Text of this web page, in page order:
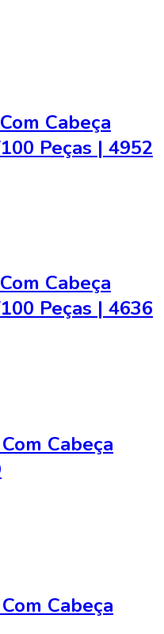
Cabeça
Peças | 4952
Cabeça
Peças | 4636
Cabeça
Cabeça